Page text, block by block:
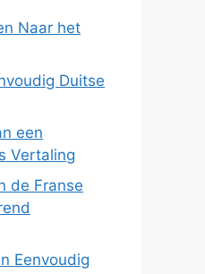
Naar het
Duitse
een
Vertaling
de Franse
Eenvoudig